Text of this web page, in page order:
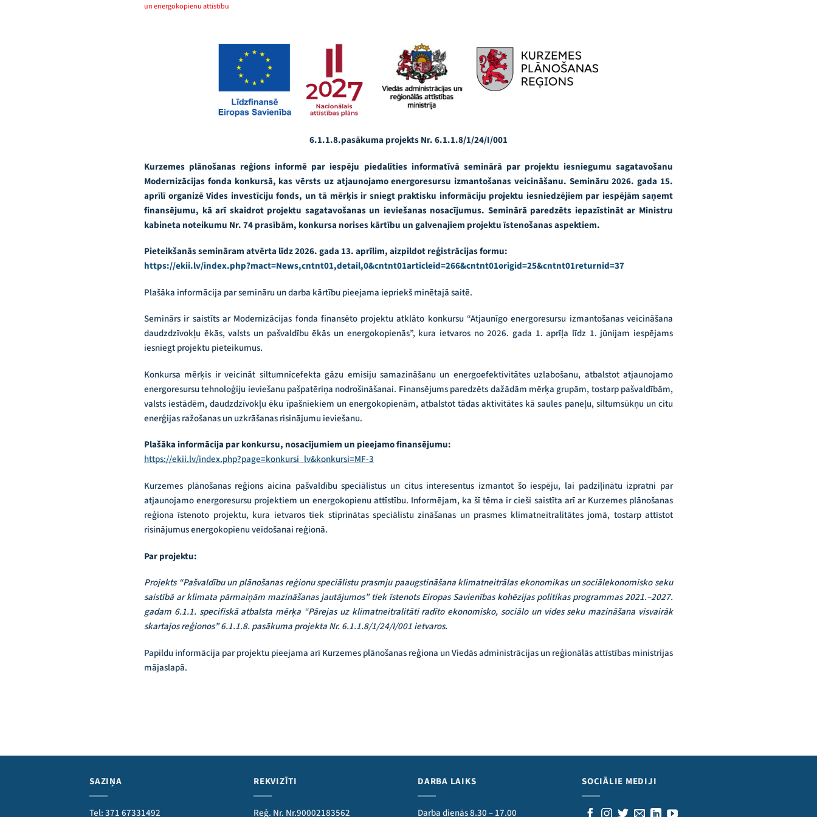
un energokopienu attīstību
6.1.1.8.pasākuma projekts Nr. 6.1.1.8/1/24/I/001
Kurzemes plānošanas reģions informē par iespēju piedalīties informatīvā seminārā par projektu iesniegumu sagatavošanu
Modernizācijas fonda konkursā, kas vērsts uz atjaunojamo energoresursu izmantošanas veicināšanu. Semināru 2026. gada 15.
aprīlī organizē Vides investīciju fonds, un tā mērķis ir sniegt praktisku informāciju projektu iesniedzējiem par iespējām saņemt
finansējumu, kā arī skaidrot projektu sagatavošanas un ieviešanas nosacījumus. Seminārā paredzēts iepazīstināt ar Ministru
kabineta noteikumu Nr. 74 prasībām, konkursa norises kārtību un galvenajiem projektu īstenošanas aspektiem.
Pieteikšanās semināram atvērta līdz 2026. gada 13. aprīlim, aizpildot reģistrācijas formu:
https://ekii.lv/index.php?mact=News,cntnt01,detail,0&cntnt01articleid=266&cntnt01origid=25&cntnt01returnid=37
Plašāka informācija par semināru un darba kārtību pieejama iepriekš minētajā saitē.
Seminārs ir saistīts ar Modernizācijas fonda finansēto projektu atklāto konkursu “Atjaunīgo energoresursu izmantošanas veicināšana
daudzdzīvokļu ēkās, valsts un pašvaldību ēkās un energokopienās”, kura ietvaros no 2026. gada 1. aprīļa līdz 1. jūnijam iespējams
iesniegt projektu pieteikumus.
Konkursa mērķis ir veicināt siltumnīcefekta gāzu emisiju samazināšanu un energoefektivitātes uzlabošanu, atbalstot atjaunojamo
energoresursu tehnoloģiju ieviešanu pašpatēriņa nodrošināšanai. Finansējums paredzēts dažādām mērķa grupām, tostarp pašvaldībām,
valsts iestādēm, daudzdzīvokļu ēku īpašniekiem un energokopienām, atbalstot tādas aktivitātes kā saules paneļu, siltumsūkņu un citu
enerģijas ražošanas un uzkrāšanas risinājumu ieviešanu.
Plašāka informācija par konkursu, nosacījumiem un pieejamo finansējumu:
https://ekii.lv/index.php?page=konkursi_lv&konkursi=MF-3
Kurzemes plānošanas reģions aicina pašvaldību speciālistus un citus interesentus izmantot šo iespēju, lai padziļinātu izpratni par
atjaunojamo energoresursu projektiem un energokopienu attīstību. Informējam, ka šī tēma ir cieši saistīta arī ar Kurzemes plānošanas
reģiona īstenoto projektu, kura ietvaros tiek stiprinātas speciālistu zināšanas un prasmes klimatneitralitātes jomā, tostarp attīstot
risinājumus energokopienu veidošanai reģionā.
Par projektu:
Projekts “Pašvaldību un plānošanas reģionu speciālistu prasmju paaugstināšana klimatneitrālas ekonomikas un sociālekonomisko seku
saistībā ar klimata pārmaiņām mazināšanas jautājumos” tiek īstenots Eiropas Savienības kohēzijas politikas programmas 2021.–2027.
gadam 6.1.1. specifiskā atbalsta mērķa “Pārejas uz klimatneitralitāti radīto ekonomisko, sociālo un vides seku mazināšana visvairāk
skartajos reģionos” 6.1.1.8. pasākuma projekta Nr. 6.1.1.8/1/24/I/001 ietvaros.
Papildu informācija par projektu pieejama arī Kurzemes plānošanas reģiona un Viedās administrācijas un reģionālās attīstības ministrijas
mājaslapā.
SAZIŅA
Tel: 371 67331492
REKVIZĪTI
Reģ. Nr. Nr.90002183562
DARBA LAIKS
Darba dienās 8.30 – 17.00
SOCIĀLIE MEDIJI